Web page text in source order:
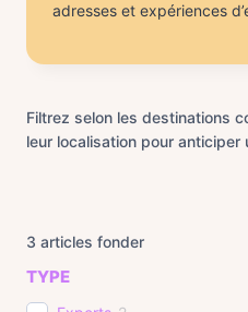
adresses et expériences
Filtrez selon les destinations
leur localisation pour anticiper
3 articles fonder
TYPE